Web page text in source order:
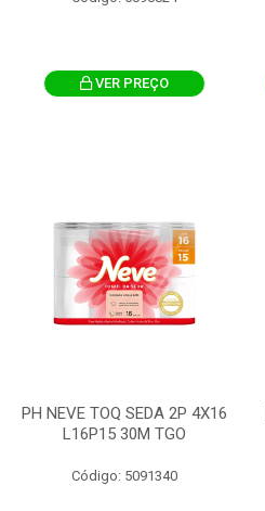
VER PREÇO
PH NEVE TOQ SEDA 2P 4X16
L16P15 30M TGO
Código: 5091340